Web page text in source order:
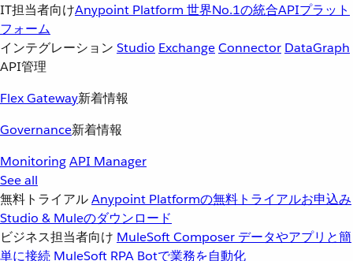
IT担当者向けAnypoint Platform 世界No.1の統合APIプラット
フォーム
インテグレーション Studio ExchangeConnector DataGraph
API管理
Flex Gateway新着情報
Governance新着情報
MonitoringAPI Manager
See all
無料トライアルAnypoint Platformの無料トライアルお申込み
Studio & Muleのダウンロード
ビジネス担当者向け MuleSoft Composer データやアプリと簡
単に接続 MuleSoft RPA Botで業務を自動化